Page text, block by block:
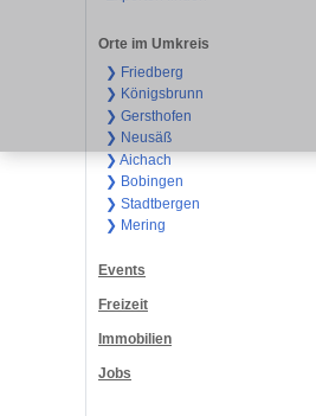
Orte im Umkreis
❯ Friedberg
❯ Königsbrunn
❯ Gersthofen
❯ Neusäß
❯ Aichach
❯ Bobingen
❯ Stadtbergen
❯ Mering
Events
Freizeit
Immobilien
Jobs